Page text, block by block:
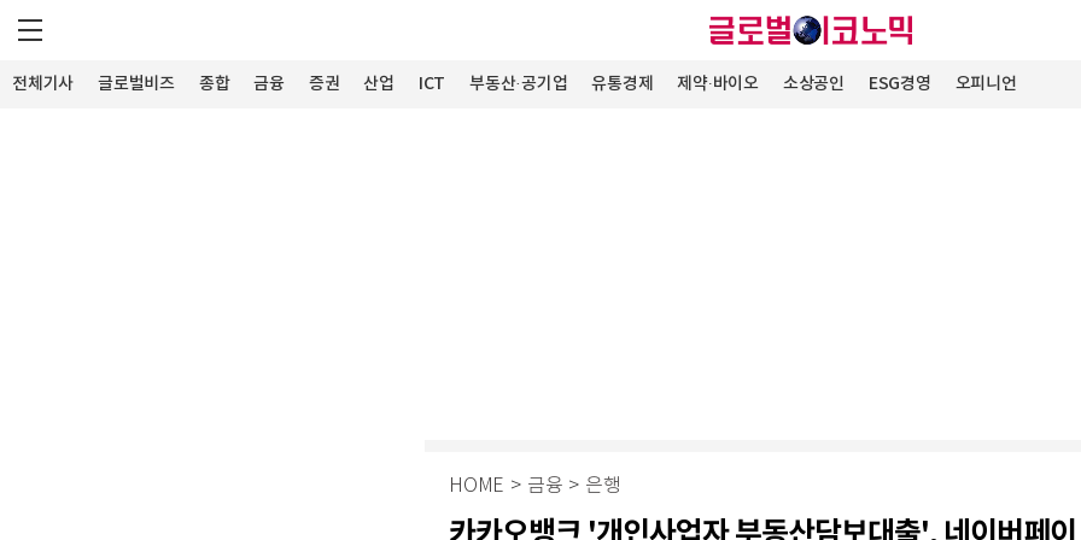
전체기사 글로벌비즈 종합 금융 증권 산업 ICT 부동산·공기업 유통경제 제약∙바이오 소상공인 ESG경영 오피니언
HOME > 금융 > 은행